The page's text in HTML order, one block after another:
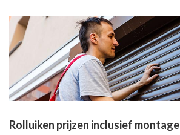
Rolluiken prijzen inclusief montage